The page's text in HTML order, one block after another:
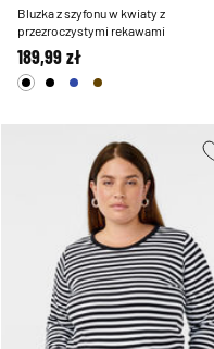
Bluzka z szyfonu w kwiaty z
przezroczystymi rekawami
189,99 zł